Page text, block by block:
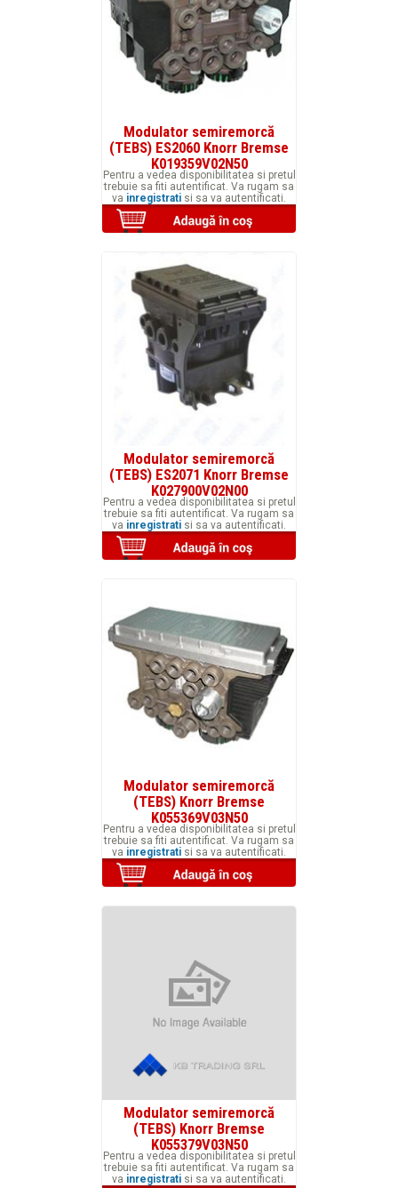
Modulator semiremorcă
(TEBS) ES2060 Knorr Bremse
K019359V02N50
Pentru a vedea disponibilitatea si pretul
trebuie sa fiti autentificat. Va rugam sa
va inregistrati si sa va autentificati.
Modulator semiremorcă
(TEBS) ES2071 Knorr Bremse
K027900V02N00
Pentru a vedea disponibilitatea si pretul
trebuie sa fiti autentificat. Va rugam sa
va inregistrati si sa va autentificati.
Modulator semiremorcă
(TEBS) Knorr Bremse
K055369V03N50
Pentru a vedea disponibilitatea si pretul
trebuie sa fiti autentificat. Va rugam sa
va inregistrati si sa va autentificati.
Modulator semiremorcă
(TEBS) Knorr Bremse
K055379V03N50
Pentru a vedea disponibilitatea si pretul
trebuie sa fiti autentificat. Va rugam sa
va inregistrati si sa va autentificati.